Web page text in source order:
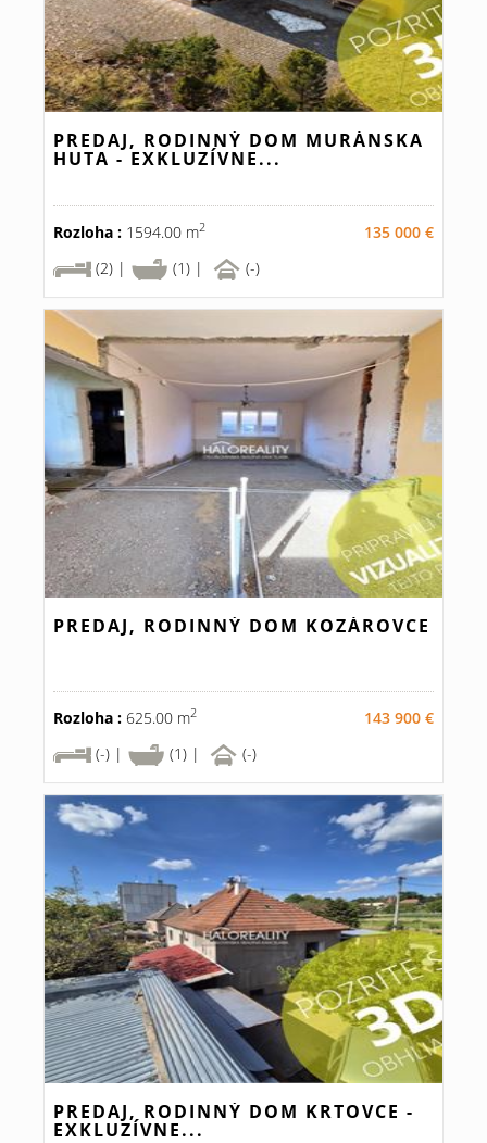
PREDAJ, RODINNÝ DOM MURÁNSKA
HUTA - EXKLUZÍVNE...
Rozloha : 1594.00 m2
135 000 €
(2) |
(1) | (-)
PREDAJ, RODINNÝ DOM KOZÁROVCE
Rozloha : 625.00 m2
143 900 €
(-) |
(1) | (-)
PREDAJ, RODINNÝ DOM KRTOVCE -
EXKLUZÍVNE...